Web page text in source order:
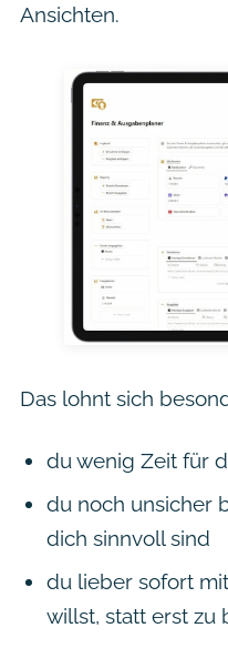
Ansichten.
Das lohnt sich
du wenig Zeit für
du noch unsicher
dich sinnvoll sind
du lieber sofort
willst, statt erst zu